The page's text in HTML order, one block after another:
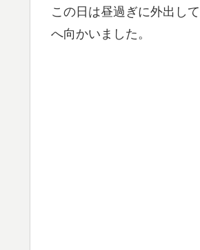
この日は昼過ぎに外出し
へ向かいました。